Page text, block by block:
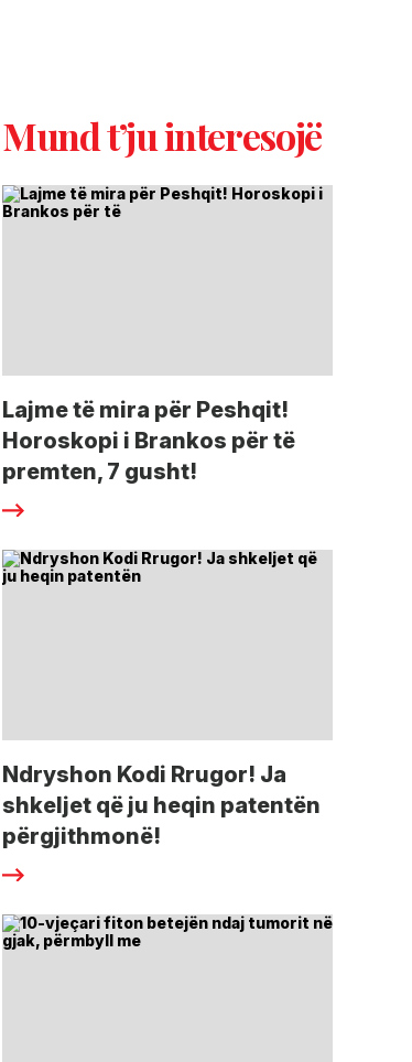
Mund t’ju interesojë
Lajme të mira për Peshqit!
Horoskopi i Brankos për të
premten, 7 gusht!
Ndryshon Kodi Rrugor! Ja
shkeljet që ju heqin patentën
përgjithmonë!